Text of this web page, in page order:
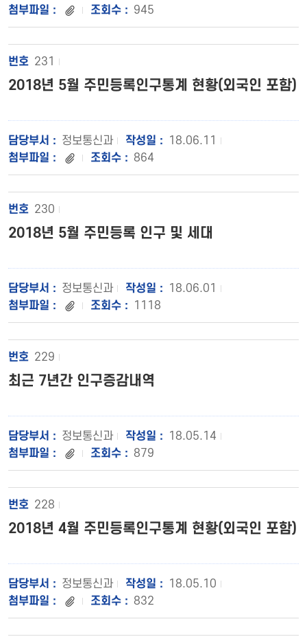
945
231
2018년 5월 주민등록인구통계 현황(외국인 포함)
정보통신과
18.06.11
864
230
2018년 5월 주민등록 인구 및 세대
정보통신과
18.06.01
1118
229
최근 7년간 인구증감내역
정보통신과
18.05.14
879
228
2018년 4월 주민등록인구통계 현황(외국인 포함)
정보통신과
18.05.10
832